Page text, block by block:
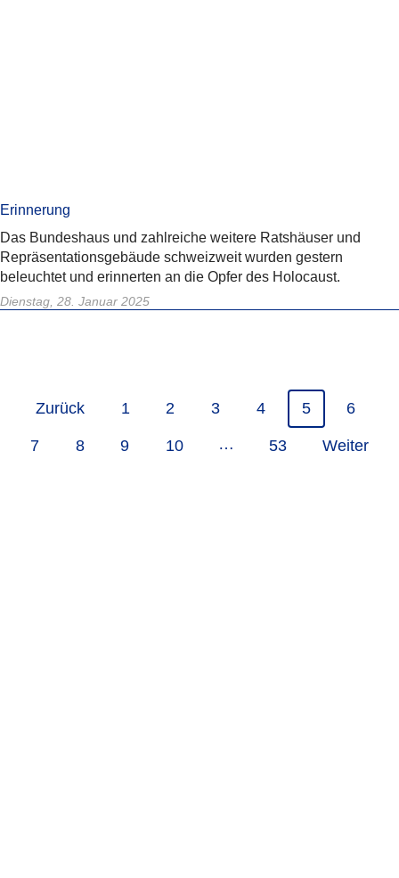
Erinnerung
Das Bundeshaus und zahlreiche weitere Ratshäuser und
Repräsentationsgebäude schweizweit wurden gestern
beleuchtet und erinnerten an die Opfer des Holocaust.
Dienstag, 28. Januar 2025
Zurück 1 2 3 4 5 6
7 8 9 10 … 53 Weiter